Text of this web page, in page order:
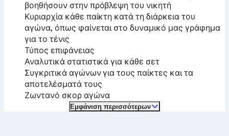
βοηθήσουν στην πρόβλεψη του νικητή
Κυριαρχία κάθε παίκτη κατά τη διάρκεια του
αγώνα, όπως φαίνεται στο δυναμικό μας γράφημα
για το τένις
Τύπος επιφάνειας
Αναλυτικά στατιστικά για κάθε σετ
Συγκριτικά αγώνων για τους παίκτες και τα
αποτελέσματά τους
Ζωντανό σκορ αγώνα
Εμφάνιση περισσότερων